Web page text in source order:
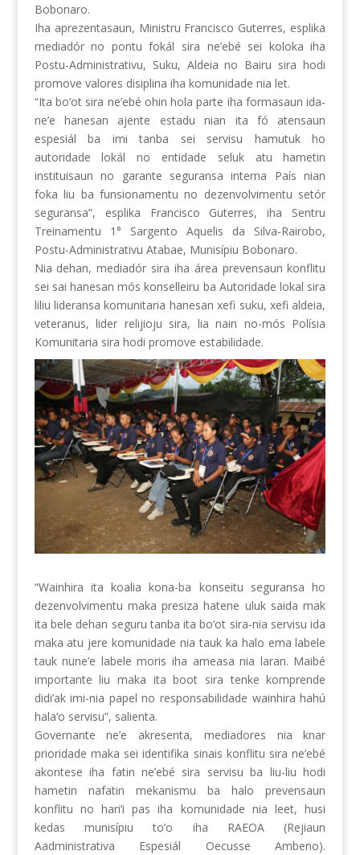
Bobonaro.
Iha aprezentasaun, Ministru Francisco Guterres, esplika
mediadór no pontu fokál sira ne’ebé sei koloka iha
Postu-Administrativu, Suku, Aldeia no Bairu sirahodi
promove valores disiplina iha komunidade nia let.
“Ita bo’ot sira ne’ebé ohin hola parte iha formasaun ida-
ne’e hanesan ajente estadu nian ita fó atensaun
espesiál ba imi tanba sei servisu hamutuk ho
autoridade lokál no entidade seluk atu hametin
instituisaun no garante seguransa interna País nian
foka liu ba funsionamentu no dezenvolvimentu setór
seguransa”, esplika Francisco Guterres, iha Sentru
Treinamentu 1° Sargento Aquelis da Silva-Rairobo,
Postu-Administrativu Atabae, Munisípiu Bobonaro.
Nia dehan, mediadór sira iha área prevensaun konflitu
sei sai hanesan mós konselleiru ba Autoridade lokal sira
liliu lideransa komunitaria hanesan xefi suku, xefi aldeia,
veteranus, lider relijioju sira, lia nain no-mós Polísia
Komunitaria sira hodi promove estabilidade.
“Wainhira ita koalia kona-ba konseitu seguransa ho
dezenvolvimentu maka presiza hatene uluk saida mak
ita bele dehan seguru tanba ita bo’ot sira-nia servisu ida
maka atu jere komunidade nia tauk ka halo ema labele
tauk nune’e labele moris iha ameasa nia laran. Maibé
importante liu maka ita boot sira tenke komprende
didi’ak imi-nia papel no responsabilidade wainhira hahú
hala’o servisu”, salienta.
Governante ne’e akresenta, mediadores nia knar
prioridade maka sei identifika sinais konflitu sira ne’ebé
akontese iha fatin ne’ebé sira servisu ba liu-liu hodi
hametin nafatin mekanismu ba halo prevensaun
konflitu no hari’i pas iha komunidade nia leet, husi
kedas munisípiu to’o iha RAEOA (Rejiaun
Aadministrativa Espesiál Oecusse Ambeno).